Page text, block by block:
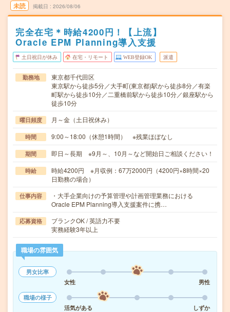
未読 掲載日 2026/08/06
完全在宅＊時給4200円！【上流】
Oracle EPM Planning導入支援
土日祝日が休み 在宅・リモート WEB登録OK 派遣
勤務地
東京都千代田区
東京駅から徒歩5分／大手町(東京都)駅から徒歩8分／有楽
町駅から徒歩10分／二重橋前駅から徒歩10分／銀座駅から
徒歩10分
曜日頻度 月～金（土日祝休み）
時間 9:00～18:00（休憩1時間） ※残業ほぼなし
期間 即日～長期 ※9月～、10月～など開始日ご相談ください！
時給
時給4200円 ※月収例：67万2000円（4200円×8時間×20
日勤務の場合）
仕事内容
・大手企業向けの予算管理や計画管理業務における
Oracle EPM Planning導入支援案件に携…
応募資格
ブランクOK / 英語力不要
実務経験3年以上
職場の雰囲気
男女比率
女性
男性
職場の様子
活気がある
しずか